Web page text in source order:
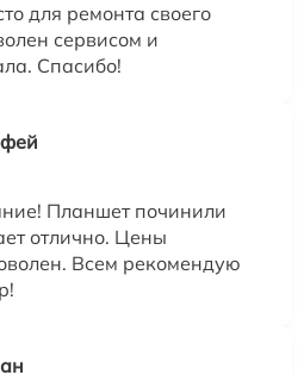
для ремонта своего
сервисом и
Спасибо!
Планшет починили
отлично. Цены
Всем рекомендую